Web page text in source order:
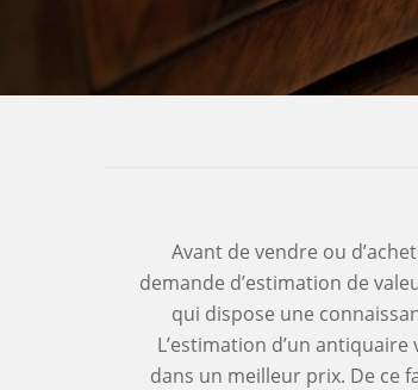
Avant de vendre ou
demande d’estimation de
qui dispose une
L’estimation d’un
dans un meilleur prix. De ce